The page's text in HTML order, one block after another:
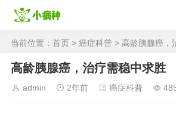
当前位置： 首页 > 癌症科普 > 高龄胰腺癌，
高龄胰腺癌，治疗需稳中求胜
admin 2年前 癌症科普